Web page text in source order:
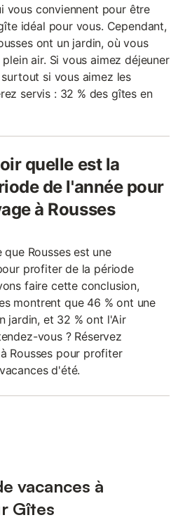
vous conviennent pour être
idéal pour vous. Cependant,
ont un jardin, où vous
air. Si vous aimez déjeuner
si vous aimez les
servis : 32 % des gîtes en
quelle est la
de l'année pour
à Rousses
Rousses est une
profiter de la période
faire cette conclusion,
montrent que 46 % ont une
jardin, et 32 % ont l'Air
vous ? Réservez
Rousses pour profiter
d'été.
vacances à
Gîtes